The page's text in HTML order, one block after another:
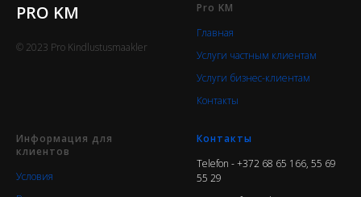
PRO KM
© 2023 Pro Kindlustusmaakler
Pro KM
Главная
Услуги частным клиентам
Услуги бизнес-клиентам
Контакты
Информация для
клиентов
Условия
Контакты
Telefon - +372 68 65 166, 55 69
55 29